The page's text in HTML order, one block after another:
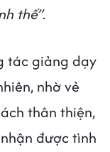
thế”.
tác giảng dạy
nhờ vẻ
thân thiện,
được tình